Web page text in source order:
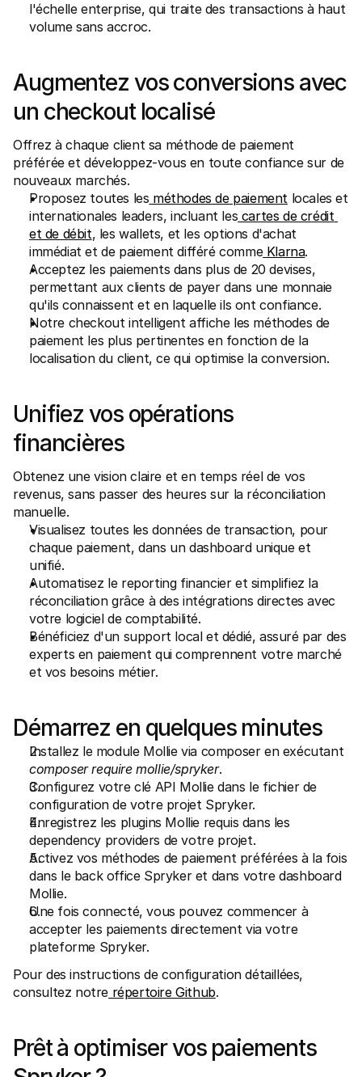
l'échelle enterprise, qui traite des transactions à haut
volume sans accroc.
Augmentez vos conversions avec
un checkout localisé
Offrez à chaque client sa méthode de paiement
préférée et développez-vous en toute confiance sur de
nouveaux marchés.
Proposez toutes les méthodes de paiement locales et
internationales leaders, incluant les cartes de crédit
et de débit, les wallets, et les options d'achat
immédiat et de paiement différé comme Klarna.
Acceptez les paiements dans plus de 20 devises,
permettant aux clients de payer dans une monnaie
qu'ils connaissent et en laquelle ils ont confiance.
Notre checkout intelligent affiche les méthodes de
paiement les plus pertinentes en fonction de la
localisation du client, ce qui optimise la conversion.
Unifiez vos opérations
financières
Obtenez une vision claire et en temps réel de vos
revenus, sans passer des heures sur la réconciliation
manuelle.
Visualisez toutes les données de transaction, pour
chaque paiement, dans un dashboard unique et
unifié.
Automatisez le reporting financier et simplifiez la
réconciliation grâce à des intégrations directes avec
votre logiciel de comptabilité.
Bénéficiez d'un support local et dédié, assuré par des
experts en paiement qui comprennent votre marché
et vos besoins métier.
Démarrez en quelques minutes
Installez le module Mollie via composer en exécutant
composer require mollie/spryker.
Configurez votre clé API Mollie dans le fichier de
configuration de votre projet Spryker.
Enregistrez les plugins Mollie requis dans les
dependency providers de votre projet.
Activez vos méthodes de paiement préférées à la fois
dans le back office Spryker et dans votre dashboard
Mollie.
Une fois connecté, vous pouvez commencer à
accepter les paiements directement via votre
plateforme Spryker.
Pour des instructions de configuration détaillées,
consultez notre répertoire Github.
Prêt à optimiser vos paiements